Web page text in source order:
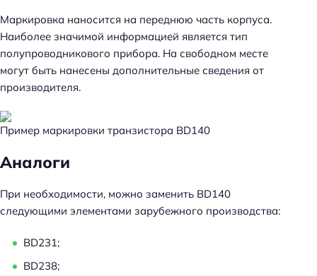
Маркировка наносится на переднюю часть корпуса.
Наиболее значимой информацией является тип
полупроводникового прибора. На свободном месте
могут быть нанесены дополнительные сведения от
производителя.
Пример маркировки транзистора BD140
Аналоги
При необходимости, можно заменить BD140
следующими элементами зарубежного производства:
BD231;
BD238;